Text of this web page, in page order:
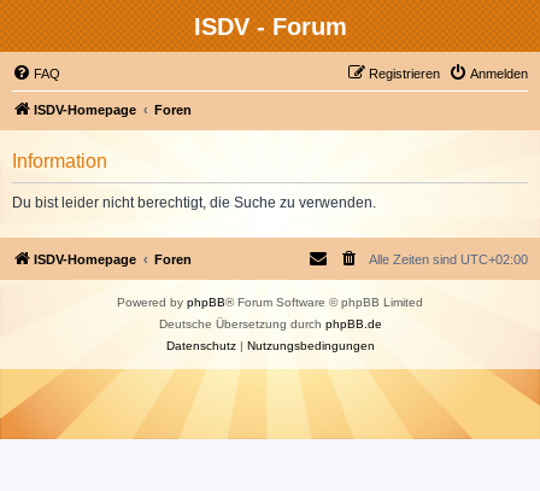
ISDV - Forum
FAQ Anmelden
Registrieren
ISDV-Homepage Foren
Information
Du bist leider nicht berechtigt, die Suche zu verwenden.
ISDV-Homepage Foren Alle Zeiten sind UTC+02:00
Powered by phpBB® Forum Software © phpBB Limited
Deutsche Übersetzung durch phpBB.de
Datenschutz| Nutzungsbedingungen